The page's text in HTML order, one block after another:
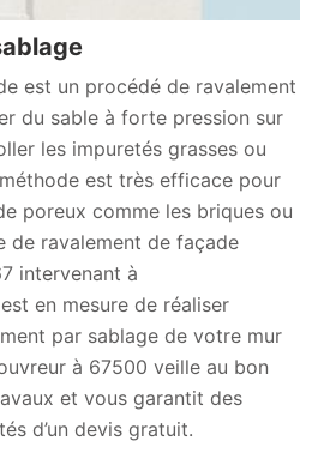
est un procédé de ravalement
du sable à forte pression sur
les impuretés grasses ou
est très efficace pour
poreux comme les briques ou
de ravalement de façade
intervenant à
en mesure de réaliser
par sablage de votre mur
à 67500 veille au bon
et vous garantit des
d’un devis gratuit.